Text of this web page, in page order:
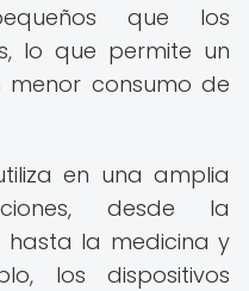
que los
lo que permite un
consumo de
en una amplia
desde la
hasta la medicina y
los dispositivos